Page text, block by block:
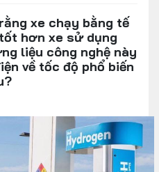
xe chạy bằng tế
hơn xe sử dụng
liệu công nghệ này
về tốc độ phổ biến